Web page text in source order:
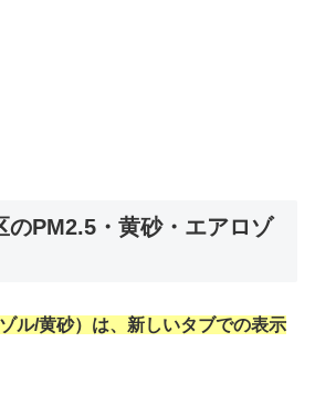
のPM2.5・黄砂・エアロゾ
ル/黄砂）は、新しいタブでの表示